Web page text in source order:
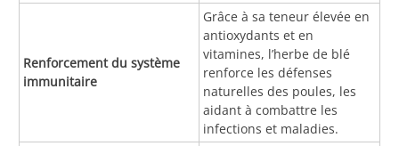
Renforcement du système
immunitaire
Grâce à sa teneur élevée en
antioxydants et en
vitamines, l’herbe de blé
renforce les défenses
naturelles des poules, les
aidant à combattre les
infections et maladies.